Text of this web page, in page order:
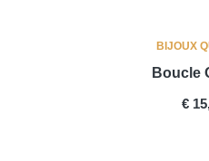
BIJOUX
Boucle
€